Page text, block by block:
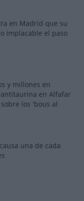
en Madrid que su
implacable el paso
y millones en
en Alfafar
los 'bous al
una de cada